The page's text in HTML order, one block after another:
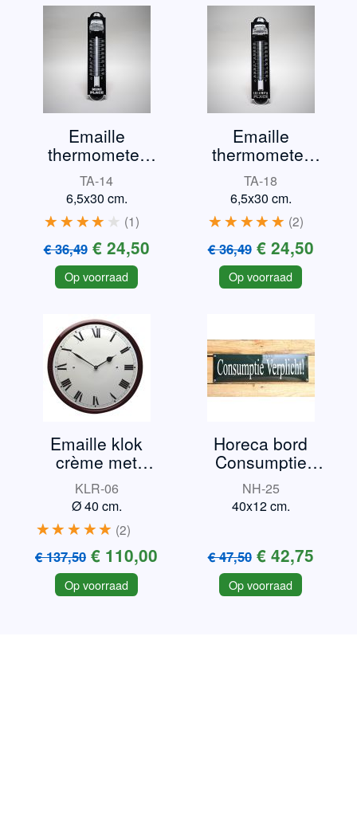
Emaille
thermometer
Mini
TA-14
6,5x30 cm.
1
€ 36,49 € 24,50
Op voorraad
Emaille
thermometer
Triumph TR3
TA-18
6,5x30 cm.
2
€ 36,49 € 24,50
Op voorraad
Emaille klok
crème met
bordeauxrand
KLR-06
Ø 40 cm.
2
€ 137,50 € 110,00
Op voorraad
Horeca bord
Consumptie
verplicht
NH-25
40x12 cm.
€ 47,50 € 42,75
Op voorraad